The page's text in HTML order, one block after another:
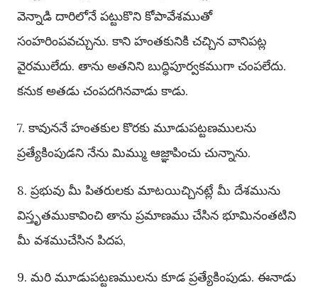
వెన్నాడి దారిలోనే పట్టుకొని కోపావేశముతో
సంహరింపవచ్చును. కాని హంతకునికి చచ్చిన వానిపట్ల
వైరములేదు. తాను అతనిని బుద్ధిపూర్వకముగా చంపలేదు.
కనుక అతడు చంపదగినవాడు కాడు.
7. కావుననే హంతకుల కొరకు మూడుపట్టణములను
ప్రత్యేకింపుడని నేను మిమ్ము ఆజ్ఞాపించు చున్నాను.
8. ప్రభువు మీ పితరులకు మాటయిచ్చినట్లే మీ దేశమును
విస్తృతముకావించి తాను ప్రమాణము చేసిన భూమినంతటిని
మీ వశముచేసిన పిదప,
9. మరి మూడుపట్టణములను కూడ ప్రత్యేకింపుడు. ఈనాడు